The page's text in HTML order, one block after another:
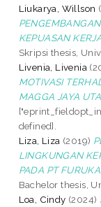
Liukarya, Willson
KEPUASAN
Skripsi thesis,
Livenia, Livenia
MOTIVASI
MAGGA JAYA
defined].
Liza, Liza (2019)
LINGKUNGAN
PADA PT
Bachelor thesis,
Loa, Cindy (2024)